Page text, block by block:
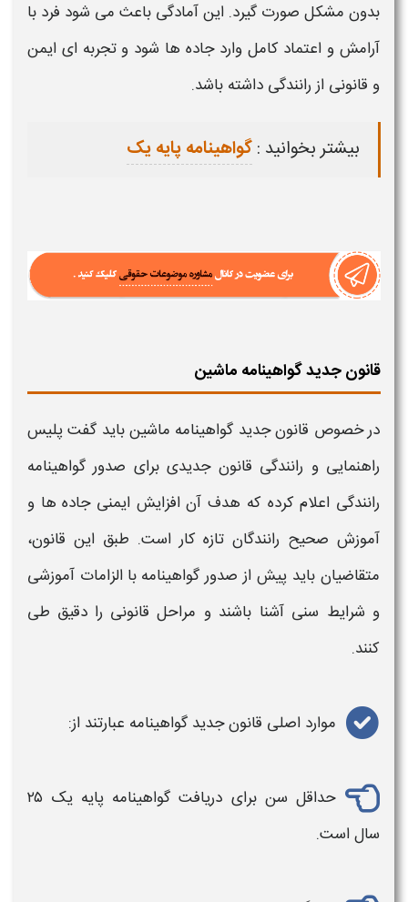
بدون مشکل صورت گیرد. این آمادگی باعث می‌ شود فرد با
آرامش و اعتماد کامل وارد جاده‌ ها شود و تجربه‌ ای ایمن
و قانونی ازرانندگی داشته باشد.
بیشتر بخوانید :گواهینامه پایه یک
قانون جدید گواهینامه ماشین
در خصوص قانون جدید گواهینامه ماشین باید گفت پلیس
راهنمایی و رانندگی قانون جدیدی برای صدور گواهینامه
رانندگی اعلام کرده که هدف آن افزایش ایمنی جاده‌ ها و
آموزش صحیح رانندگان تازه‌ کار است. طبق این قانون،
متقاضیان باید پیش از صدور گواهینامه با الزامات آموزشی
و شرایط سنی آشنا باشند و مراحل قانونی را دقیق طی
کنند.
موارد اصلی قانون جدید گواهینامه عبارتند از:
حداقل سن برای دریافت گواهینامه
پایه یک ۲۵
سال است.